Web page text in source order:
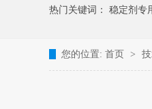
热门关键词： 稳定剂专
您的位置: 首页 >